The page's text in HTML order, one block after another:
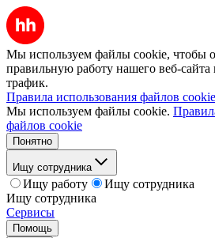
Мы используем файлы cookie, чтобы
правильную работу нашего веб-сайта
трафик.
Правила использования файлов cookie
Мы используем файлы cookie.
файлов cookie
Понятно
Ищу сотрудника
Ищу работу
Ищу сотрудника
Ищу сотрудника
Сервисы
Помощь